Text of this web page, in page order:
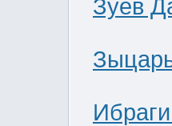
Зуев